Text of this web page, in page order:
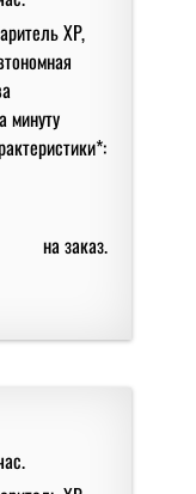
XP,
минуту
на заказ.